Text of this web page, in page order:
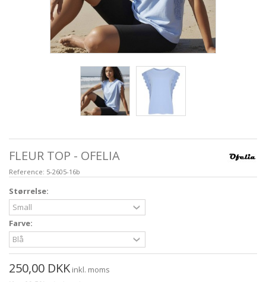
FLEUR TOP - OFELIA
Reference: 5-2605-16b
Størrelse:
Farve:
250,00 DKK inkl. moms